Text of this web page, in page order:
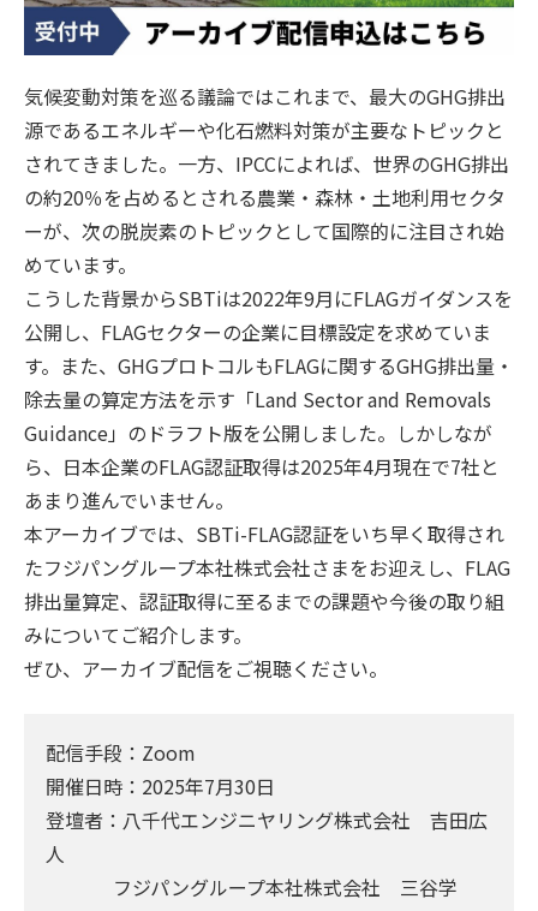
気候変動対策を巡る議論ではこれまで、最大のGHG排出
源であるエネルギーや化石燃料対策が主要なトピックと
されてきました。一方、IPCCによれば、世界のGHG排出
の約20％を占めるとされる農業・森林・土地利用セクタ
ーが、次の脱炭素のトピックとして国際的に注目され始
めています。
こうした背景からSBTiは2022年9月にFLAGガイダンスを
公開し、FLAGセクターの企業に目標設定を求めていま
す。また、GHGプロトコルもFLAGに関するGHG排出量・
除去量の算定方法を示す「Land Sector and Removals
Guidance」のドラフト版を公開しました。しかしなが
ら、日本企業のFLAG認証取得は2025年4月現在で7社と
あまり進んでいません。
本アーカイブでは、SBTi-FLAG認証をいち早く取得され
たフジパングループ本社株式会社さまをお迎えし、FLAG
排出量算定、認証取得に至るまでの課題や今後の取り組
みについてご紹介します。
ぜひ、アーカイブ配信をご視聴ください。
配信手段：Zoom
開催日時：2025年7月30日
登壇者：八千代エンジニヤリング株式会社 吉田広
人
フジパングループ本社株式会社 三谷学